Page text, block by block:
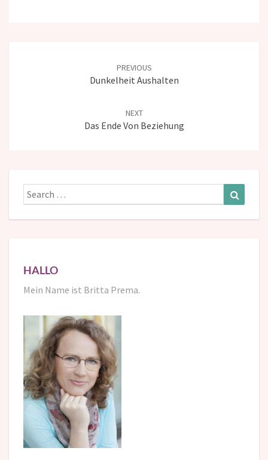
PREVIOUS
Dunkelheit Aushalten
NEXT
Das Ende Von Beziehung
Search
for:
HALLO
Mein Name ist Britta Prema.